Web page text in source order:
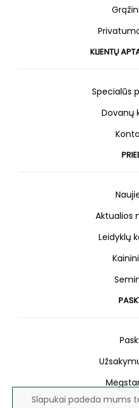
Slapukai padeda mums
KLIENTŲ
Specialūs
Dovanų
Aktualios
Leidyklų